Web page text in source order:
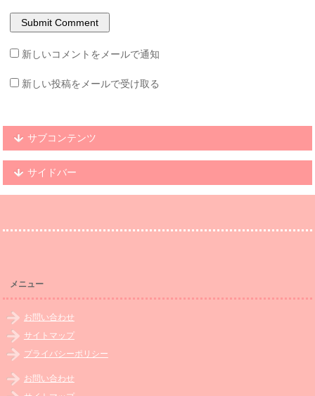
新しいコメントをメールで通知
新しい投稿をメールで受け取る
サブコンテンツ
サイドバー
メニュー
お問い合わせ
サイトマップ
プライバシーポリシー
お問い合わせ